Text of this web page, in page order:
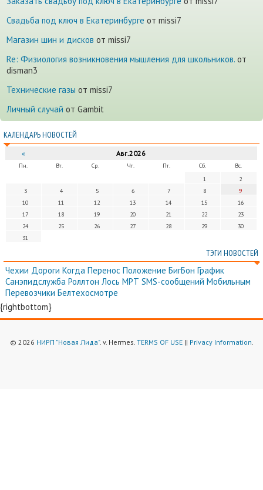
Cвадьба под ключ в Екатеринбурге от missi7
Магазин шин и дисков от missi7
Re: Физиология возникновения мышления для школьников. от
disman3
Технические газы от missi7
Личный случай от Gambit
КАЛЕНДАРЬ НОВОСТЕЙ
« Авг.2026
Пн. Вт. Ср. Чт. Пт. Сб.
Вс.
1
2
3
4 5 6 7 8
9
10
11 12 13 14 15
16
17
18 19 20 21 22
23
24
25 26 27 28 29
30
31
ТЭГИ НОВОСТЕЙ
Чехии Дороги Когда Перенос Положение БигБон График
Санэпидслужба Роллтон Лось МРТ SMS-сообщений Мобильным
Перевозчики Белтехосмотре
{rightbottom}
© 2026 НИРП "Новая Лида". v. Hermes. TERMS OF USE|| Privacy Information.